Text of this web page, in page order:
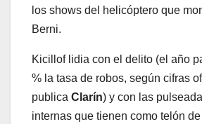
los shows del helicóptero que
Berni.
Kicillof lidia con el delito (el año
% la tasa de robos, según cifras
publica Clarín) y con las
internas que tienen como telón